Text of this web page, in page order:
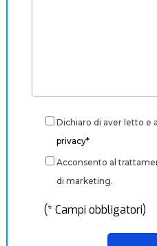
Dichiaro di aver letto e
privacy*
Acconsento al
di marketing.
(* Campi obbligatori)